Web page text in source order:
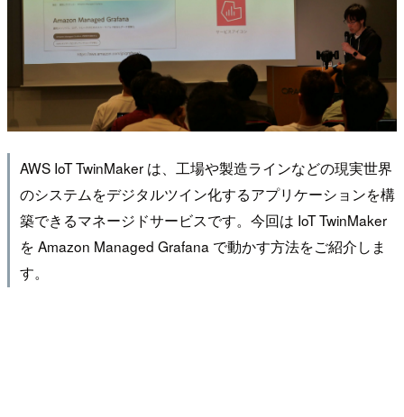
AWS IoT TwinMaker は、工場や製造ラインなどの現実世界
のシステムをデジタルツイン化するアプリケーションを構
築できるマネージドサービスです。今回は IoT TwinMaker
を Amazon Managed Grafana で動かす方法をご紹介しま
す。